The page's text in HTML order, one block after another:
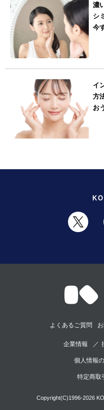
濃
シ
今
イ
方
お
よくあるご質問
企業情報
個人情報
特定商取
Copyright(C)1996-2026